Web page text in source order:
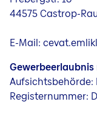
Jobs
44575 Castrop-
E-Mail:
Gewerbeerlaubnis
Aufsichtsbehörde:
Registernummer: